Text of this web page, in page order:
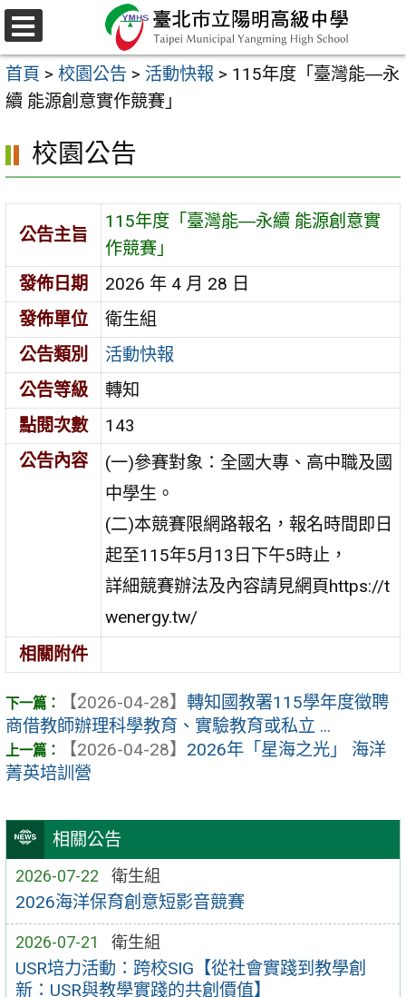
跳
至
主
要
容
區
選
單
首頁 > 校園公告 > 活動快報 > 115年度「臺灣能―永
續 能源創意實作競賽」
相關公告
2026-07-22 衛生組
2026海洋保育創意短影音競賽
2026-07-21 衛生組
USR培力活動：跨校SIG【從社會實踐到教學創
新：USR與教學實踐的共創價值】
校園公告
公告主旨
115年度「臺灣能―永續 能源創意實
作競賽」
發佈日期
2026 年 4 月 28 日
發佈單位
衛生組
公告類別
活動快報
公告等級
轉知
點閱次數
143
公告內容
(一)參賽對象：全國大專、高中職及國
中學生。
(二)本競賽限網路報名，報名時間即日
起至115年5月13日下午5時止，
詳細競賽辦法及內容請見網頁https://t
wenergy.tw/
相關附件
【2026-04-28】 轉知國教署115學年度徵聘
商借教師辦理科學教育、實驗教育或私立 ...
【2026-04-28】 2026年「星海之光」 海洋
菁英培訓營